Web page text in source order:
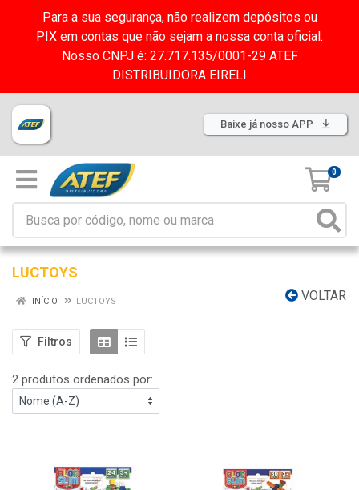
Para a sua segurança, não realizem depósitos ou
PIX em contas que não sejam a nossa conta oficial.
Nosso CNPJ é: 27.717.135/0001-29 ATEF
DISTRIBUIDORA EIRELI
Baixe já nosso APP
0
LUCTOYS
VOLTAR
INÍCIO LUCTOYS
Filtros
2 produtos ordenados por: